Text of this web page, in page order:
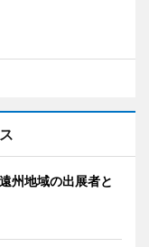
州地域の出展者と